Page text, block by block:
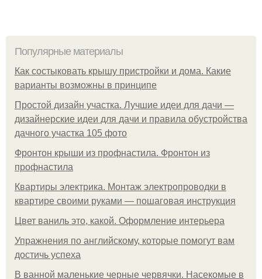
Популярные материалы
Как состыковать крышу пристройки и дома. Какие
варианты возможны в принципе
Простой дизайн участка. Лучшие идеи для дачи —
дизайнерские идеи для дачи и правила обустройства
дачного участка 105 фото
Фронтон крыши из профнастила. Фронтон из
профнастила
Квартиры электрика. Монтаж электропроводки в
квартире своими руками — пошаговая инструкция
Цвет ваниль это, какой. Оформление интерьера
Упражнения по английскому, которые помогут вам
достичь успеха
В ванной маленькие черные червячки. Насекомые в